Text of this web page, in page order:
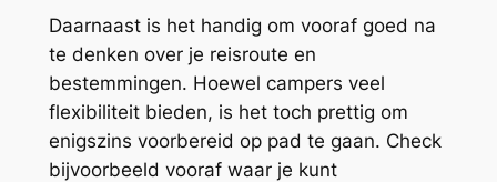
Daarnaast is het handig om vooraf goed na
te denken over je reisroute en
bestemmingen. Hoewel campers veel
flexibiliteit bieden, is het toch prettig om
enigszins voorbereid op pad te gaan. Check
bijvoorbeeld vooraf waar je kunt